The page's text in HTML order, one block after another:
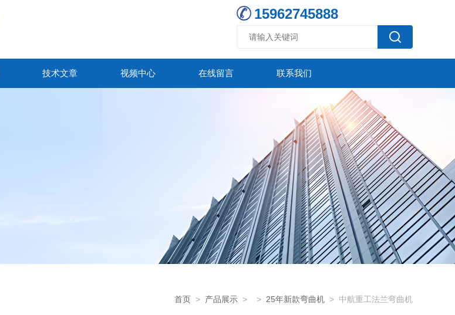
15962745888
技术文章 视频中心 在线留言 联系我们
首页 > 产品展示 > > 25年新款弯曲机 > 中航重工法兰弯曲机